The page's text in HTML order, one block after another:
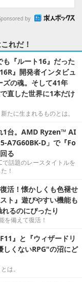
by
れだ！
『ルート16』だった
』開発者インタビュ
ズの魂。そして41年
直した世界に1本だけ
たに生まれるものとは。
1台。AMD Ryzen™ AI
A7G60BK-D」で『Fo
る
話題のレースタイトルを
！
活！懐かしくも色褪せ
ト』遊びやすい機能も
るのにぴったり
を備えて復活！
』と『ウィザードリ
しくないRPG"の沼にど
は。